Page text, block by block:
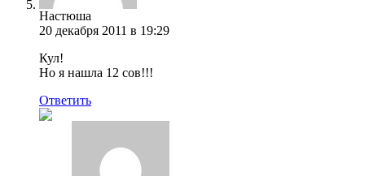
Настюша
20 декабря 2011 в 19:29
Кул!
Но я нашла 12 сов!!!
Ответить